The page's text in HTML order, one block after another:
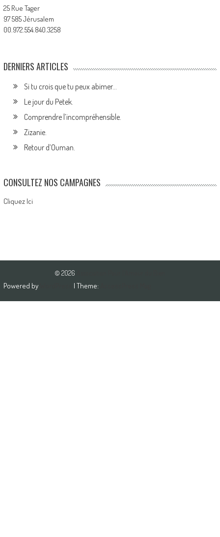
25 Rue Tager
97 585 Jérusalem
00.972.554.840.3258
DERNIERS ARTICLES
Si tu crois que tu peux abimer…
Le jour du Petek.
Comprendre l’incompréhensible.
Zizanie.
Retour d’Ouman.
CONSULTEZ NOS CAMPAGNES
Cliquez Ici
© 2026
Powered by | Theme: